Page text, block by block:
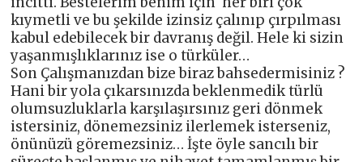
kıymetli ve bu şekilde izinsiz çalınıp çırpılması
kabul edebilecek bir davranış değil. Hele ki sizin
yaşanmışlıklarınız ise o türküler…
Son Çalışmanızdan bize biraz bahsedermisiniz ?
Hani bir yola çıkarsınızda beklenmedik türlü
olumsuzluklarla karşılaşırsınız geri dönmek
istersiniz, dönemezsiniz ilerlemek isterseniz,
önünüzü göremezsiniz… İşte öyle sancılı bir